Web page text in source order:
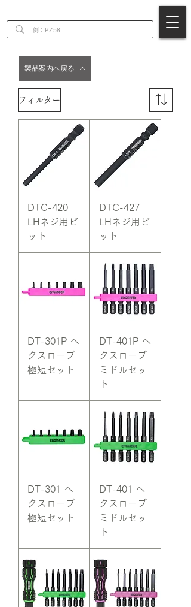
製品案内へ戻る
フィルター
DTC-420
LHネジ用ビ
ット
DTC-427
LHネジ用ビ
ット
DT-301P へ
クスローブ
極短セット
DT-401P へ
クスローブ
ミドルセッ
ト
DT-301 へ
クスローブ
極短セット
DT-401 へ
クスローブ
ミドルセッ
ト